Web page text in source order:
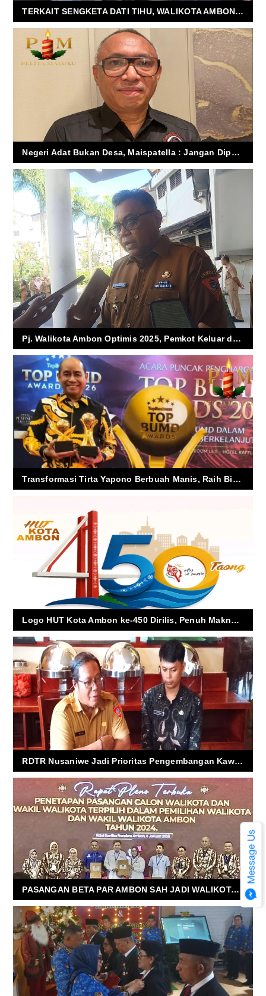
TERKAIT SENGKETA DATI TIHU, WALIKOTA AMBON MINTA KEPOLISIAN TANGKAP SIAPAPUN YANG BERTINDAK DI LUAR HUKUM
Negeri Adat Bukan Desa, Maispatella : Jangan Dipaksa Masuk Kerangka Desa
Pj. Walikota Ambon Optimis 2025, Pemkot Keluar dari Disclaimer
Transformasi Tirta Yapono Berbuah Manis, Raih Bintang 4 Nasional
Logo HUT Kota Ambon ke-450 Dirilis, Penuh Makna dan Semangat Kebersamaan
RDTR Nusaniwe Jadi Prioritas Pengembangan Kawasan Wisata
PASANGAN BETA PAR AMBON SAH JADI WALIKOTA DAN WAKIL WALIKOTA AMBON